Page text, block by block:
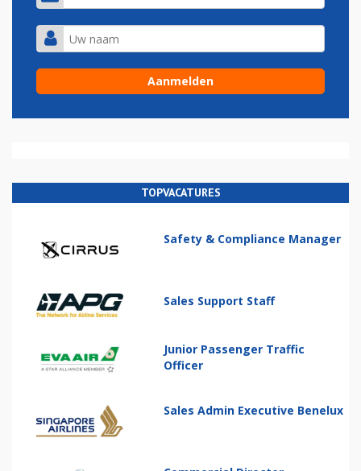
TOPVACATURES
Safety & Compliance Manager
Sales Support Staff
Junior Passenger Traffic
Officer
Sales Admin Executive Benelux